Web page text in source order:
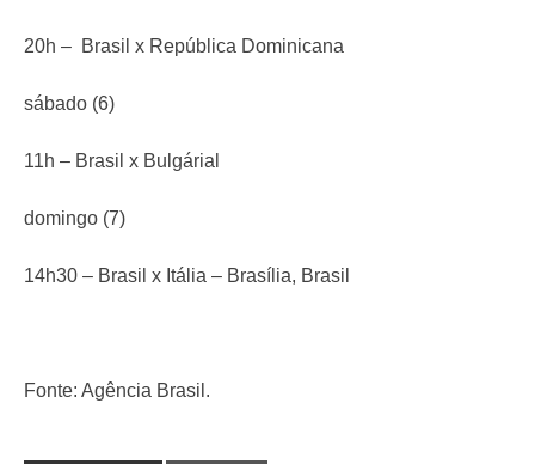
20h – Brasil x República Dominicana
sábado (6)
11h – Brasil x Bulgárial
domingo (7)
14h30 – Brasil x Itália – Brasília, Brasil
Fonte: Agência Brasil.